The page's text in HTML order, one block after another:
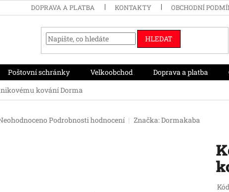
DOPRAVA A PLATBA KONTAKTY OBCHODNÍ
HLEDAT
Poštovní schránky Velkoobchod Doprava a platba
kování Dorma
Podrobnosti hodnocení Značka:Dormakaba